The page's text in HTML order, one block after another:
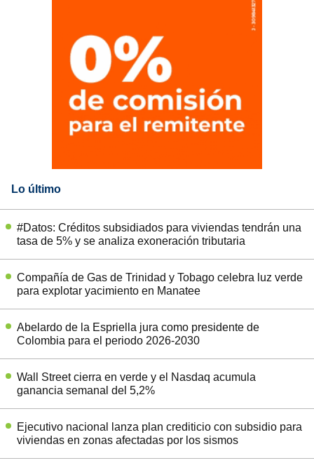
Lo último
#Datos: Créditos subsidiados para viviendas tendrán una
tasa de 5% y se analiza exoneración tributaria
Compañía de Gas de Trinidad y Tobago celebra luz verde
para explotar yacimiento en Manatee
Abelardo de la Espriella jura como presidente de
Colombia para el periodo 2026-2030
Wall Street cierra en verde y el Nasdaq acumula
ganancia semanal del 5,2%
Ejecutivo nacional lanza plan crediticio con subsidio para
viviendas en zonas afectadas por los sismos